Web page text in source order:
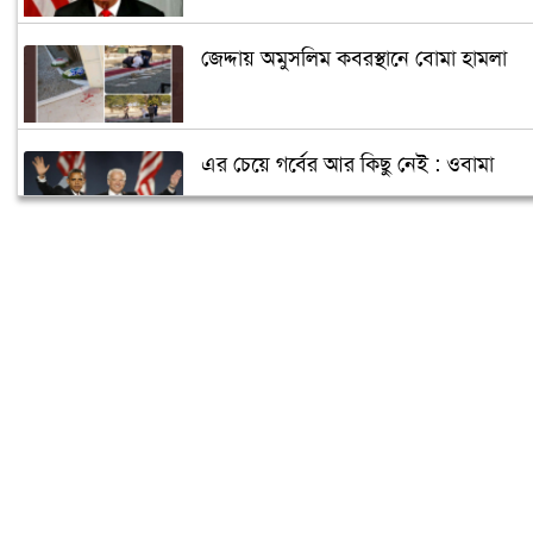
জেদ্দায় অমুসলিম কবরস্থানে বোমা হামলা
এর চেয়ে গর্বের আর কিছু নেই : ওবামা